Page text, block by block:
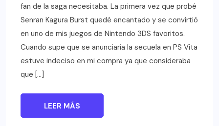
fan de la saga necesitaba. La primera vez que probé
Senran Kagura Burst quedé encantado y se convirtió
en uno de mis juegos de Nintendo 3DS favoritos.
Cuando supe que se anunciaría la secuela en PS Vita
estuve indeciso en mi compra ya que consideraba
que […]
LEER MÁS